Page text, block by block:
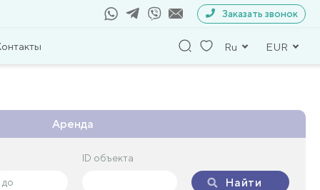
Заказать звонок
Ru EUR
Аренда
ID объекта
Найти
ID объекта
Найти